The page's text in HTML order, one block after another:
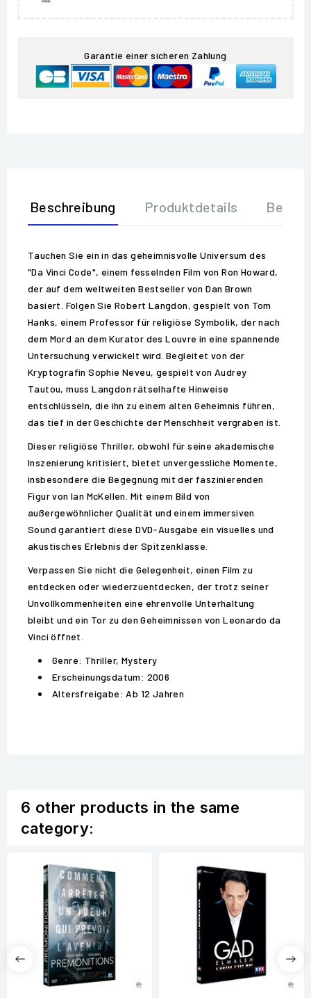
Garantie einer sicheren Zahlung
Beschreibung Produktdetails
Tauchen Sie ein in das geheimnisvolle Universum des
"Da Vinci Code", einem fesselnden Film von Ron Howard,
der auf dem weltweiten Bestseller von Dan Brown
basiert. Folgen Sie Robert Langdon, gespielt von Tom
Hanks, einem Professor für religiöse Symbolik, der nach
dem Mord an dem Kurator des Louvre in eine spannende
Untersuchung verwickelt wird. Begleitet von der
Kryptografin Sophie Neveu, gespielt von Audrey
Tautou, muss Langdon rätselhafte Hinweise
entschlüsseln, die ihn zu einem alten Geheimnis führen,
das tief in der Geschichte der Menschheit vergraben ist.
Dieser religiöse Thriller, obwohl für seine akademische
Inszenierung kritisiert, bietet unvergessliche Momente,
insbesondere die Begegnung mit der faszinierenden
Figur von Ian McKellen. Mit einem Bild von
außergewöhnlicher Qualität und einem immersiven
Sound garantiert diese DVD-Ausgabe ein visuelles und
akustisches Erlebnis der Spitzenklasse.
Verpassen Sie nicht die Gelegenheit, einen Film zu
entdecken oder wiederzuentdecken, der trotz seiner
Unvollkommenheiten eine ehrenvolle Unterhaltung
bleibt und ein Tor zu den Geheimnissen von Leonardo da
Vinci öffnet.
Genre: Thriller, Mystery
Erscheinungsdatum: 2006
Altersfreigabe: Ab 12 Jahren
6 other products in the same
category: